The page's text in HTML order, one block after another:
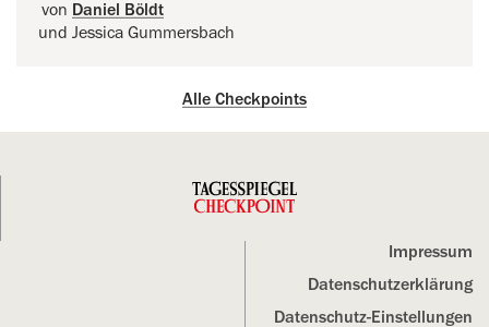
von Daniel Böldt
und Jessica Gummersbach
Alle Checkpoints
Impressum
Datenschutz­erklärung
Datenschutz-Einstellungen